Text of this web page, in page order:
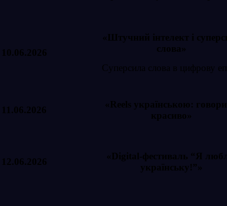
10.06.2026
«Штучний інтелект і
слова»
Суперсила слова в цифрову
11.06.2026
«Reels українською:
красиво»
12.06.2026
«Digital-фестиваль “Я
українську!”»